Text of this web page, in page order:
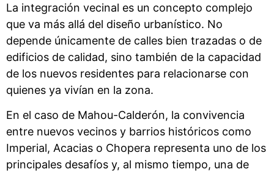
La integración vecinal es un concepto complejo
que va más allá del diseño urbanístico. No
depende únicamente de calles bien trazadas o de
edificios de calidad, sino también de la capacidad
de los nuevos residentes para relacionarse con
quienes ya vivían en la zona.
En el caso de Mahou-Calderón, la convivencia
entre nuevos vecinos y barrios históricos como
Imperial, Acacias o Chopera representa uno de los
principales desafíos y, al mismo tiempo, una de